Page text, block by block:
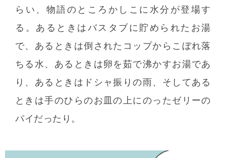
らい、物語のところかしこに水分が登場す
る。あるときはバスタブに貯められたお湯
で、あるときは倒されたコップからこぼれ落
ちる水、あるときは卵を茹で沸かすお湯であ
り、あるときはドシャ振りの雨、そしてある
ときは手のひらのお皿の上にのったゼリーの
パイだったり。